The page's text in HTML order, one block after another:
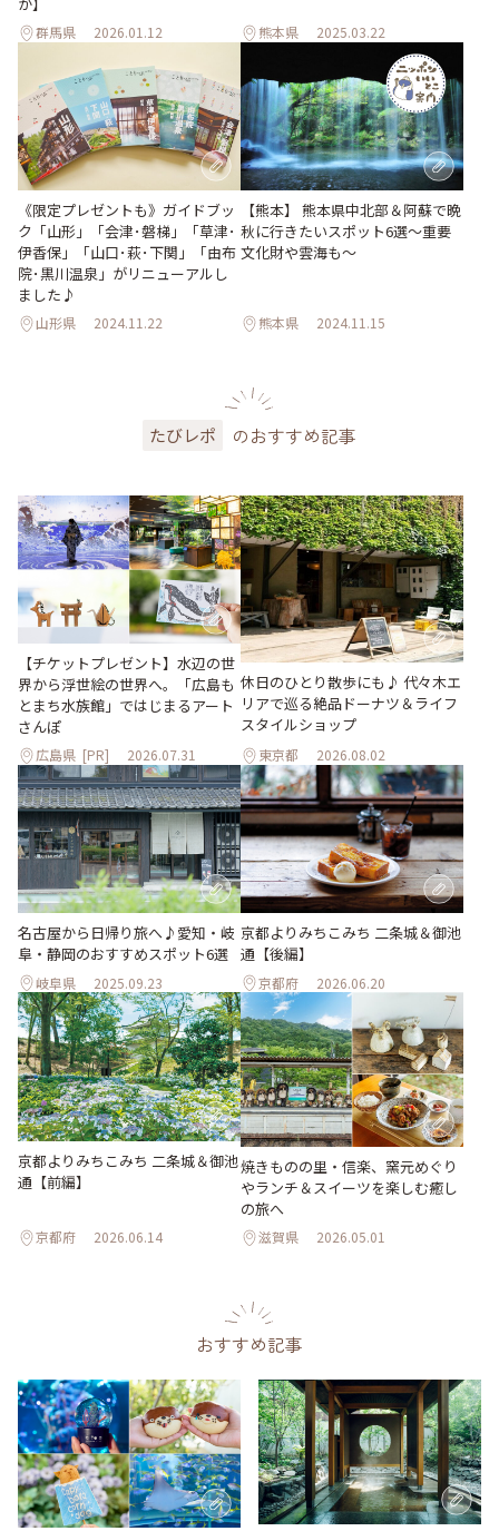
群馬県 2026.01.12 熊本県 2025.03.22
《限定プレゼントも》ガイドブッ
ク「山形」「会津･磐梯」「草津･
伊香保」「山口･萩･下関」「由布
院･黒川温泉」がリニューアルし
ました♪
山形県 2024.11.22
【熊本】 熊本県中北部＆阿蘇で晩
秋に行きたいスポット6選〜重要
文化財や雲海も〜
熊本県 2024.11.15
たびレポ のおすすめ記事
【チケットプレゼント】水辺の世
界から浮世絵の世界へ。「広島も
とまち水族館」ではじまるアート
さんぽ
広島県 [PR] 2026.07.31
休日のひとり散歩にも♪ 代々木エ
リアで巡る絶品ドーナツ＆ライフ
スタイルショップ
東京都 2026.08.02
名古屋から日帰り旅へ♪愛知・岐
阜・静岡のおすすめスポット6選
岐阜県 2025.09.23
京都よりみちこみち 二条城＆御池
通【後編】
京都府 2026.06.20
京都よりみちこみち 二条城＆御池
通【前編】
京都府 2026.06.14
焼きものの里・信楽、窯元めぐり
やランチ＆スイーツを楽しむ癒し
の旅へ
滋賀県 2026.05.01
おすすめ記事